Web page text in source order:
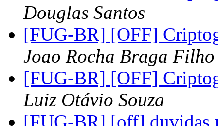
Douglas Santos
[FUG-BR] [OFF]
Joao Rocha Braga Filho
[FUG-BR] [OFF]
Luiz Otávio Souza
[FUG-BR] [off] duvidas